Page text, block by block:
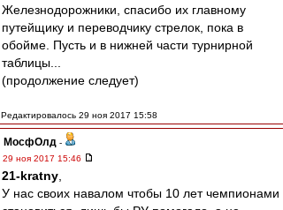
Железнодорожники, спасибо их главному
путейщику и переводчику стрелок, пока в
обойме. Пусть и в нижней части турнирной
таблицы...
(продолжение следует)
Редактировалось 29 ноя 2017 15:58
МосфОлд -
29 ноя 2017 15:46
21-kratny
У нас своих навалом чтобы 10 лет чемпионами